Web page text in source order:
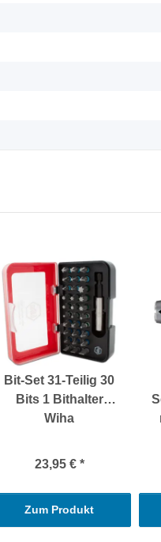
Bit-Set 31-Teilig 30
Bits 1 Bithalter
Wiha
23,95 € *
Zum Produkt